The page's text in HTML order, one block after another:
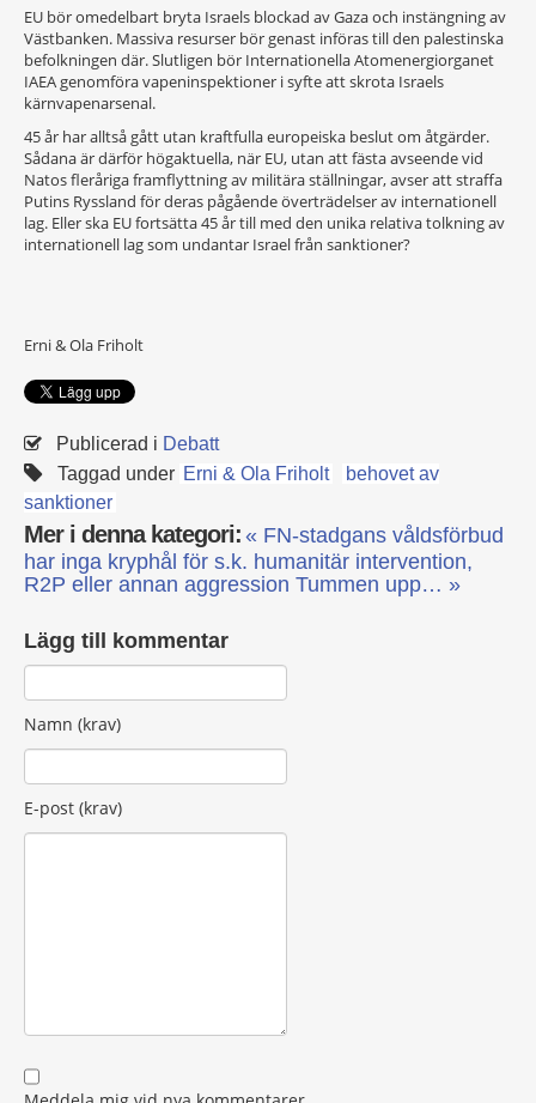
EU bör omedelbart bryta Israels blockad av Gaza och instängning av
Västbanken. Massiva resurser bör genast införas till den palestinska
befolkningen där. Slutligen bör Internationella Atomenergiorganet
IAEA genomföra vapeninspektioner i syfte att skrota Israels
kärnvapenarsenal.
45 år har alltså gått utan kraftfulla europeiska beslut om åtgärder.
Sådana är därför högaktuella, när EU, utan att fästa avseende vid
Natos fleråriga framflyttning av militära ställningar, avser att straffa
Putins Ryssland för deras pågående överträdelser av internationell
lag. Eller ska EU fortsätta 45 år till med den unika relativa tolkning av
internationell lag som undantar Israel från sanktioner?
Erni & Ola Friholt
Publicerad i Debatt
Taggad under Erni & Ola Friholt
behovet av
sanktioner
Mer i denna kategori: « FN-stadgans våldsförbud
har inga kryphål för s.k. humanitär intervention,
R2P eller annan aggression Tummen upp… »
Lägg till kommentar
Namn (krav)
E-post (krav)